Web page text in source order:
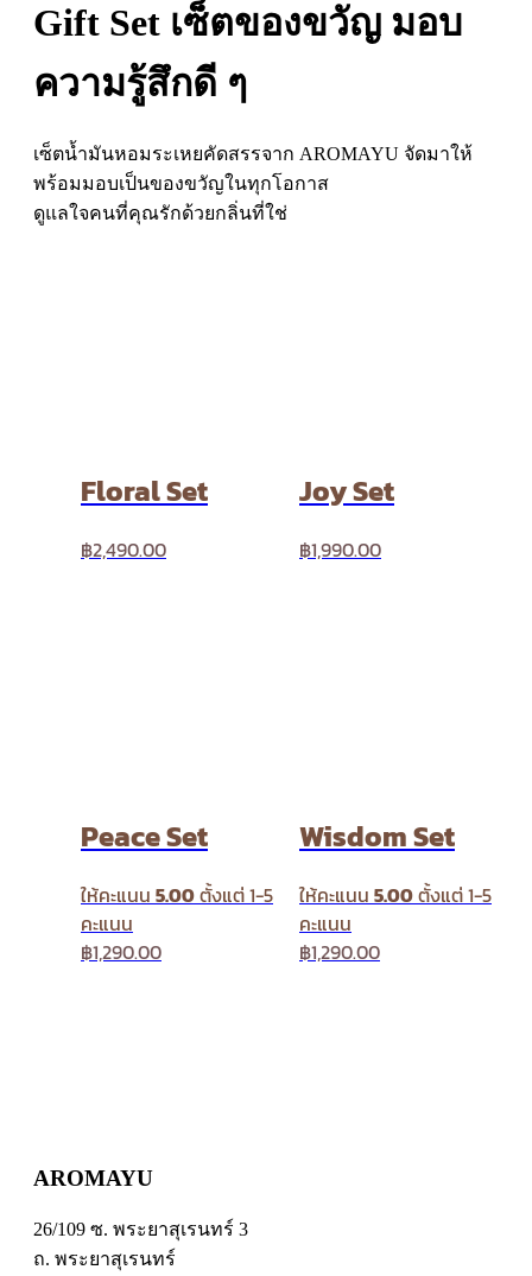
Gift Set เซ็ตของขวัญ มอบ
ความรู้สึกดี ๆ
เซ็ตน้ำมันหอมระเหยคัดสรรจาก AROMAYU จัดมาให้
พร้อมมอบเป็นของขวัญในทุกโอกาส
ดูแลใจคนที่คุณรักด้วยกลิ่นที่ใช่
Floral Set
฿2,490.00
Joy Set
฿1,990.00
Peace Set
ให้คะแนน 5.00ตั้งแต่ 1-5
คะแนน
฿1,290.00
Wisdom Set
ให้คะแนน 5.00ตั้งแต่ 1-5
คะแนน
฿1,290.00
AROMAYU
26/109 ซ. พระยาสุเรนทร์ 3
ถ. พระยาสุเรนทร์